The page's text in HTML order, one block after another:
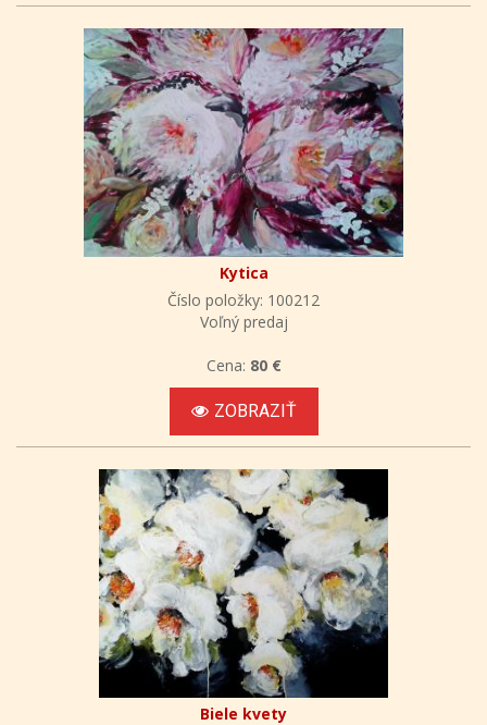
Kytica
Číslo položky: 100212
Voľný predaj
Cena: 80 €
ZOBRAZIŤ
Biele kvety